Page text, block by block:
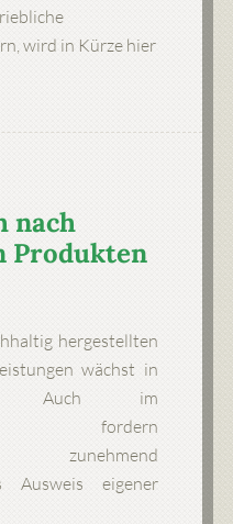
wird in Kürze hier
nach
Produkten
hergestellten
wächst in
Auch im
fordern
zunehmend
Ausweis eigener